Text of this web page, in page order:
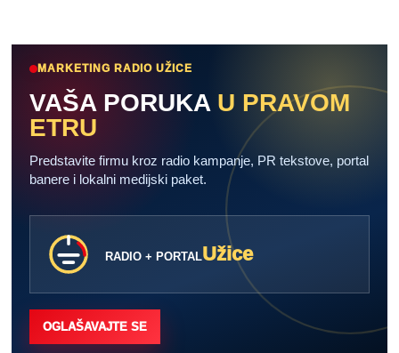
MARKETING RADIO UŽICE
VAŠA PORUKA U PRAVOM
ETRU
Predstavite firmu kroz radio kampanje, PR tekstove, portal
banere i lokalni medijski paket.
RADIO + PORTALUžice
OGLAŠAVAJTE SE